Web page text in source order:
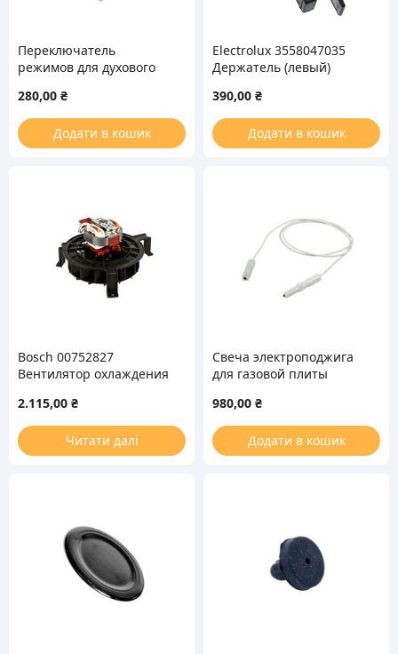
Переключатель
режимов для духового
46.23866.500 8001690
280,00 ₴
Додати в кошик
Electrolux 3558047035
Держатель (левый)
двери для духовки
390,00 ₴
Додати в кошик
Bosch 00752827
Вентилятор охлаждения
духовки
2.115,00 ₴
Читати далі
Свеча электроподжига
для газовой плиты
L=600
980,00 ₴
Додати в кошик